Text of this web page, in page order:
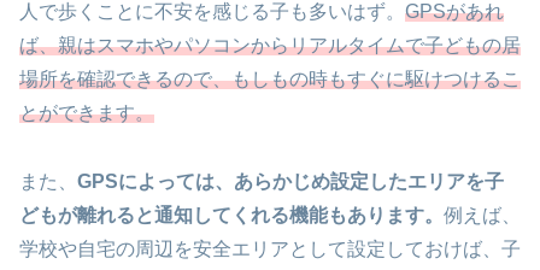
人で歩くことに不安を感じる子も多いはず。 GPSがあれ
ば、親はスマホやパソコンからリアルタイムで子どもの居
場所を確認できるので、もしもの時もすぐに駆けつけるこ
とができます。
また、 GPSによっては、あらかじめ設定したエリアを子
どもが離れると通知してくれる機能もあります。 例えば、
学校や自宅の周辺を安全エリアとして設定しておけば、子